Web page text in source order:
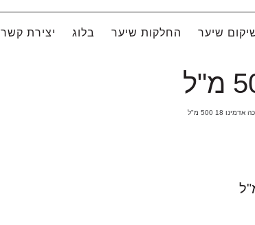
שיער החלקות שיער בלוג יצירת קשר
18 500 מ"ל